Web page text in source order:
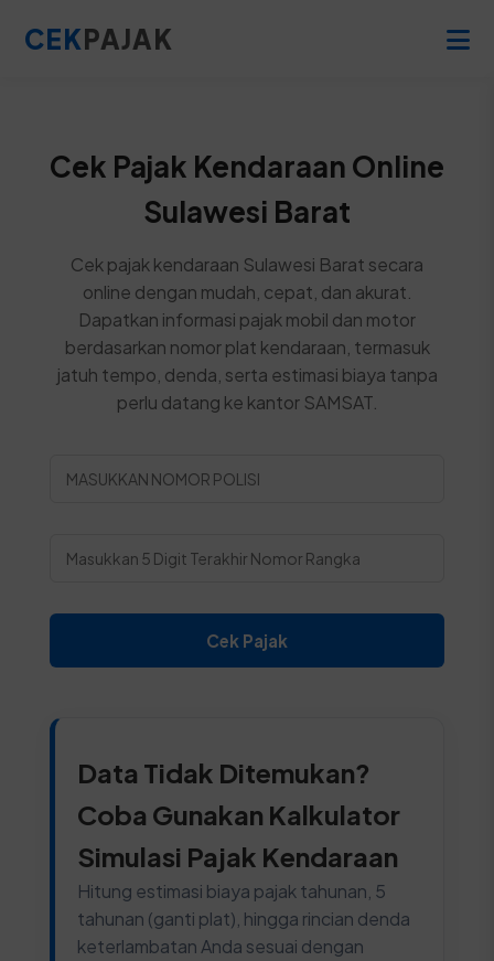
CEKPAJAK
Cek Pajak Kendaraan Online
Sulawesi Barat
Cek pajak kendaraan Sulawesi Barat secara
online dengan mudah, cepat, dan akurat.
Dapatkan informasi pajak mobil dan motor
berdasarkan nomor plat kendaraan, termasuk
jatuh tempo, denda, serta estimasi biaya tanpa
perlu datang ke kantor SAMSAT.
Cek Pajak
Data Tidak Ditemukan?
Coba Gunakan Kalkulator
Simulasi Pajak Kendaraan
Hitung estimasi biaya pajak tahunan, 5
tahunan (ganti plat), hingga rincian denda
keterlambatan Anda sesuai dengan